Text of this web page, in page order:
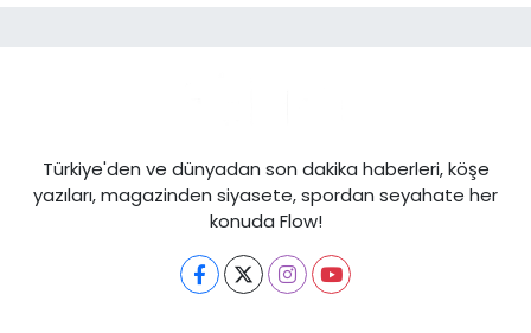
Türkiye'den ve dünyadan son dakika haberleri, köşe
yazıları, magazinden siyasete, spordan seyahate her
konuda Flow!